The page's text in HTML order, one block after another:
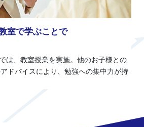
室で学ぶことで
は、教室授業を実施。他のお子様との
ドバイスにより、勉強への集中力が持